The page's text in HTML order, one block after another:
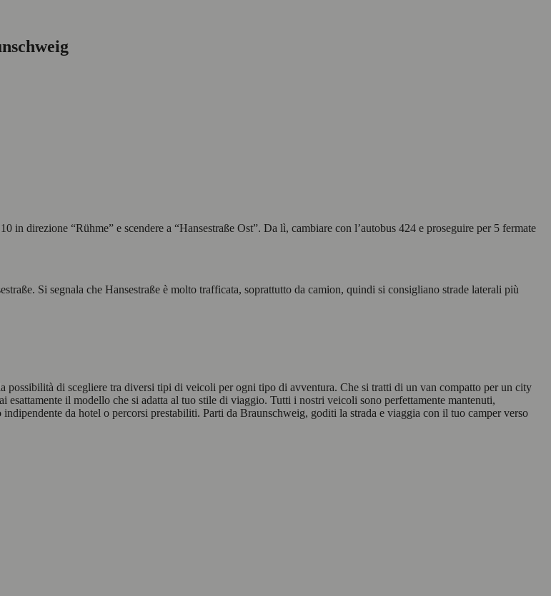
in direzione “Rühme” e scendere a “Hansestraße Ost”. Da lì, cambiare con l’autobus 424 e proseguire per 5 fermate
Si segnala che Hansestraße è molto trafficata, soprattutto da camion, quindi si consigliano strade laterali più
possibilità di scegliere tra diversi tipi di veicoli per ogni tipo di avventura. Che si tratti di un van compatto per un city
il modello che si adatta al tuo stile di viaggio. Tutti i nostri veicoli sono perfettamente mantenuti,
da hotel o percorsi prestabiliti. Parti da Braunschweig, goditi la strada e viaggia con il tuo camper verso